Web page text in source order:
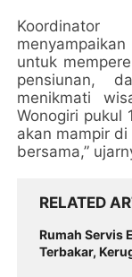
untuk
pensiunan,
menikmati
Wonogiri pukul
akan mampir
bersama,”
RELATED
Rumah Servis
Terbakar,